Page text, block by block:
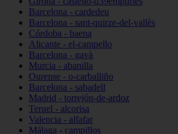
Barcelona - cardedeu
Barcelona - sant-quirze-del-vallès
Córdoba - baena
Alicante - el-campello
Barcelona - gavà
Murcia - abanilla
Ourense - o-carballiño
Barcelona - sabadell
Madrid - torrejón-de-ardoz
Teruel - alcorisa
Valencia - alfafar
Málaga - campillos